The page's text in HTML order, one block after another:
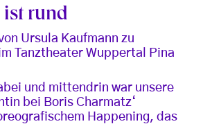
ist rund
Ursula Kaufmann zu
Tanztheater Wuppertal Pina
und mittendrin war unsere
bei Boris Charmatz‘
Happening, das